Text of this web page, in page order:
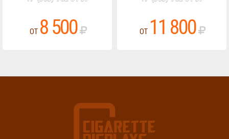
ОТ 8 500 ОТ 11 800